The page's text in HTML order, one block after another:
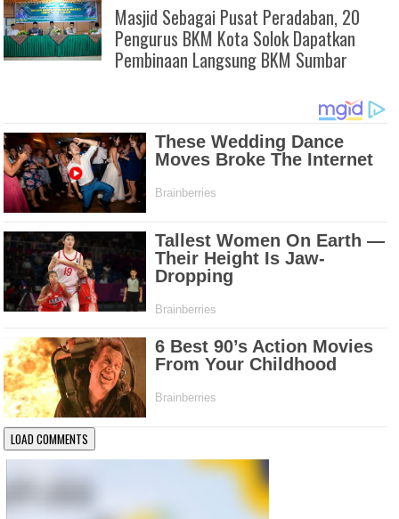
Masjid Sebagai Pusat Peradaban, 20
Pengurus BKM Kota Solok Dapatkan
Pembinaan Langsung BKM Sumbar
LOAD COMMENTS